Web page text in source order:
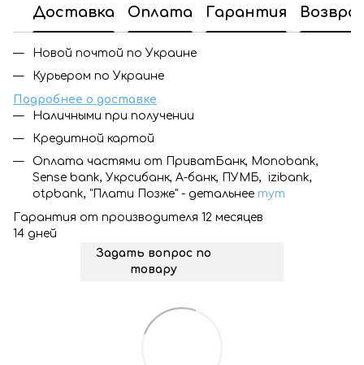
Доставка Оплата Гарантия
Новой почтой по Украине
Курьером по Украине
Подробнее о доставке
Наличными при получении
Кредитной картой
Оплата частями от ПриватБанк, Monobank,
Sense bank, Укрсибанк, А-банк, ПУМБ, izibank,
otpbank, "Плати Позже" - детальнее тут
Гарантия от производителя 12 месяцев
14 дней
Задать вопрос по
товару